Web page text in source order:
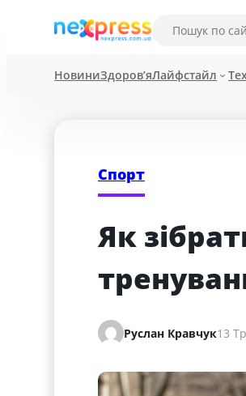
НовиниЗдоров’яЛайфстайл
Спорт
Як
Руслан Кравчук13